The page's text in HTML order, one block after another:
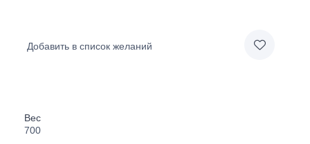
Добавить в список желаний
Вес
700